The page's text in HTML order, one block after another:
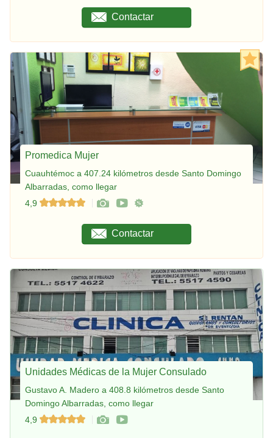
Contactar
Promedica Mujer
Cuauhtémoc a 407.24 kilómetros desde Santo Domingo
Albarradas, como llegar
4,9
Contactar
Unidades Médicas de la Mujer Consulado
Gustavo A. Madero a 408.8 kilómetros desde Santo
Domingo Albarradas, como llegar
4,9